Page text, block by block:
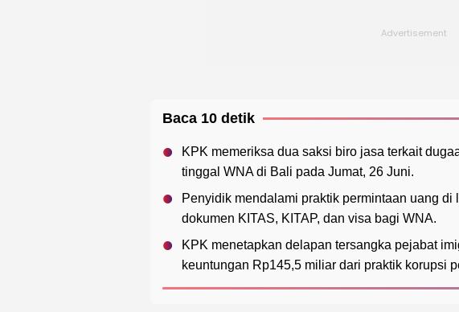
Baca 10 detik
KPK memeriksa dua saksi biro jasa terkait
tinggal WNA di Bali pada Jumat, 26 Juni.
Penyidik mendalami praktik permintaan uang di
dokumen KITAS, KITAP, dan visa bagi WNA.
KPK menetapkan delapan tersangka pejabat
keuntungan Rp145,5 miliar dari praktik korupsi